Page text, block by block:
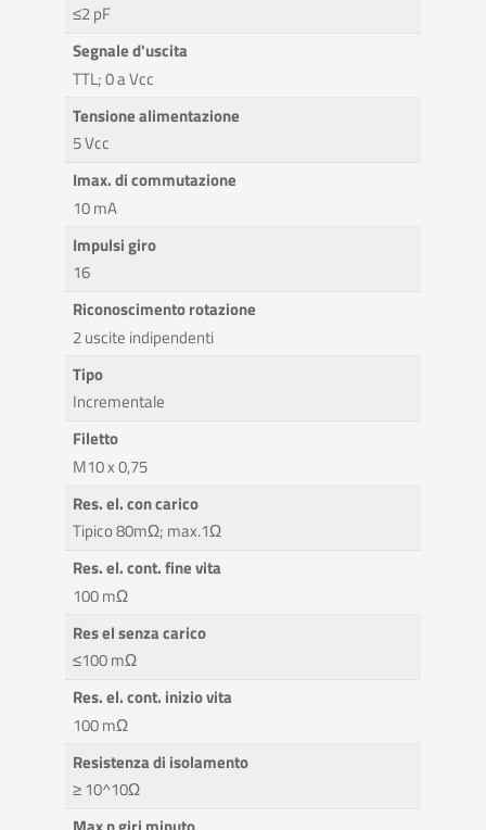
≤2 pF
Segnale d'uscita
TTL; 0 a Vcc
Tensione alimentazione
5 Vcc
Imax. di commutazione
10 mA
Impulsi giro
16
Riconoscimento rotazione
2 uscite indipendenti
Tipo
Incrementale
Filetto
M10 x 0,75
Res. el. con carico
Tipico 80mΩ; max.1Ω
Res. el. cont. fine vita
100 mΩ
Res el senza carico
≤100 mΩ
Res. el. cont. inizio vita
100 mΩ
Resistenza di isolamento
≥ 10^10Ω